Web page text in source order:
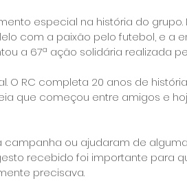
especial na história do grupo.
com a paixão pelo futebol, e a
a 67ª ação solidária realizada
O RC completa 20 anos de
que começou entre amigos e
ou ajudaram de
recebido foi importante para
precisava.